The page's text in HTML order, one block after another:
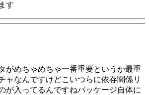
す
がめちゃめちゃ一番重要というか最重
ャなんですけどこいつらに依存関係リ
が入ってるんですねパッケージ自体に